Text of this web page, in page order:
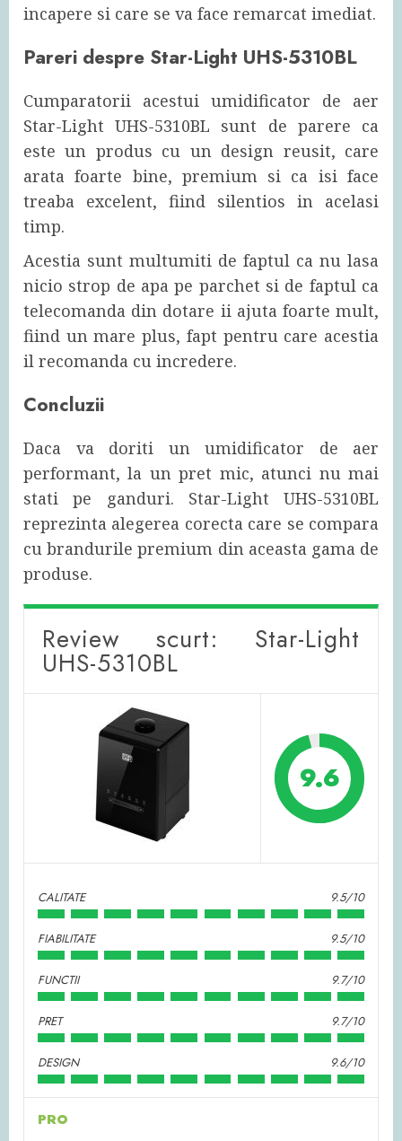
incapere si care se va face remarcat imediat.
Pareri despre Star-Light UHS-5310BL
Cumparatorii acestui umidificator de aer
Star-Light UHS-5310BL sunt de parere ca
este un produs cu un design reusit, care
arata foarte bine, premium si ca isi face
treaba excelent, fiind silentios in acelasi
timp.
Acestia sunt multumiti de faptul ca nu lasa
nicio strop de apa pe parchet si de faptul ca
telecomanda din dotare ii ajuta foarte mult,
fiind un mare plus, fapt pentru care acestia
il recomanda cu incredere.
Concluzii
Daca va doriti un umidificator de aer
performant, la un pret mic, atunci nu mai
stati pe ganduri. Star-Light UHS-5310BL
reprezinta alegerea corecta care se compara
cu brandurile premium din aceasta gama de
produse.
Review scurt: Star-Light
UHS-5310BL
9.6
CALITATE 9.5/10
FIABILITATE 9.5/10
FUNCTII 9.7/10
PRET 9.7/10
DESIGN 9.6/10
PRO